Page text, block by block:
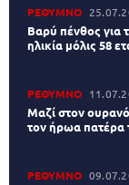
ΡΕΘΥΜΝΟ
Βαρύ πένθος για
ηλικία μόλις 58
ΡΕΘΥΜΝΟ
Μαζί στον
τον ήρωα πατέρα
ΡΕΘΥΜΝΟ